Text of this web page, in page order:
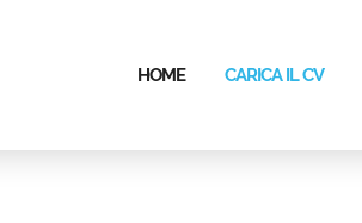
HOME CARICA IL CV